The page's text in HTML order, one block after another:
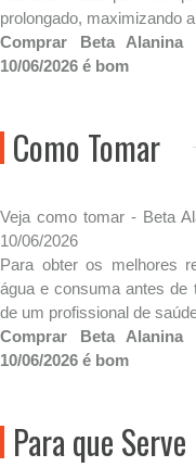
prolongado, maximizando
Comprar Beta
10/06/2026 é bom
Como Tomar
Veja como tomar - Beta
10/06/2026
Para obter os melhores
água e consuma antes de
de um profissional de
Comprar Beta
10/06/2026 é bom
Para que Serve